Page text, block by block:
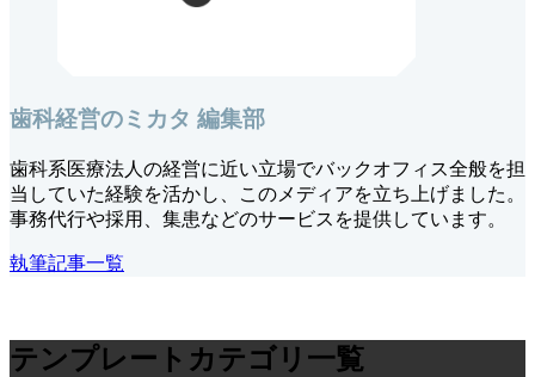
歯科経営のミカタ 編集部
歯科系医療法人の経営に近い立場でバックオフィス全般を担
当していた経験を活かし、このメディアを立ち上げました。
事務代行や採用、集患などのサービスを提供しています。
執筆記事一覧
テンプレートカテゴリ一覧